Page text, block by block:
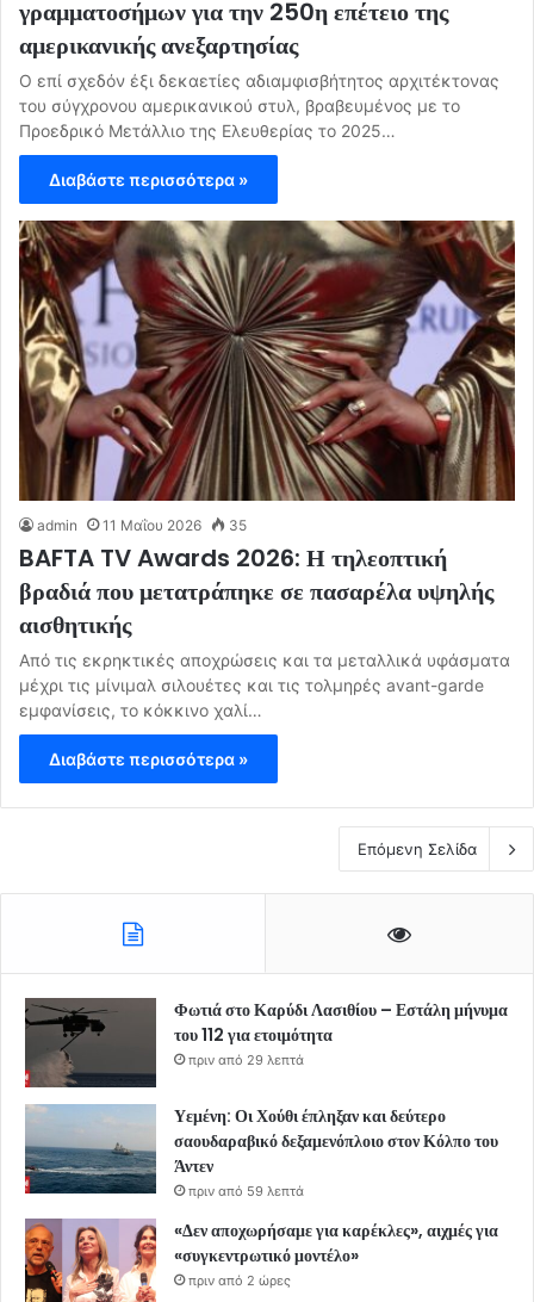
γραμματοσήμων για την 250η επέτειο της
αμερικανικής ανεξαρτησίας
Ο επί σχεδόν έξι δεκαετίες αδιαμφισβήτητος αρχιτέκτονας
του σύγχρονου αμερικανικού στυλ, βραβευμένος με το
Προεδρικό Μετάλλιο της Ελευθερίας το 2025…
Διαβάστε περισσότερα »
admin 11 Μαΐου 2026 35
BAFTA TV Awards 2026: Η τηλεοπτική
βραδιά που μετατράπηκε σε πασαρέλα υψηλής
αισθητικής
Από τις εκρηκτικές αποχρώσεις και τα μεταλλικά υφάσματα
μέχρι τις μίνιμαλ σιλουέτες και τις τολμηρές avant-garde
εμφανίσεις, το κόκκινο χαλί…
Διαβάστε περισσότερα »
Επόμενη Σελίδα
Φωτιά στο Καρύδι Λασιθίου – Εστάλη μήνυμα
του 112 για ετοιμότητα
πριν από 29 λεπτά
Υεμένη: Οι Χούθι έπληξαν και δεύτερο
σαουδαραβικό δεξαμενόπλοιο στον Κόλπο του
Άντεν
πριν από 59 λεπτά
«Δεν αποχωρήσαμε για καρέκλες», αιχμές για
«συγκεντρωτικό μοντέλο»
πριν από 2 ώρες